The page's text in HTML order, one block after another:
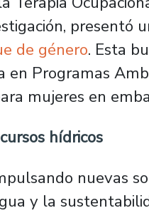
presentó
de género. Esta
en Programas
mujeres en
hídricos
nuevas
y la